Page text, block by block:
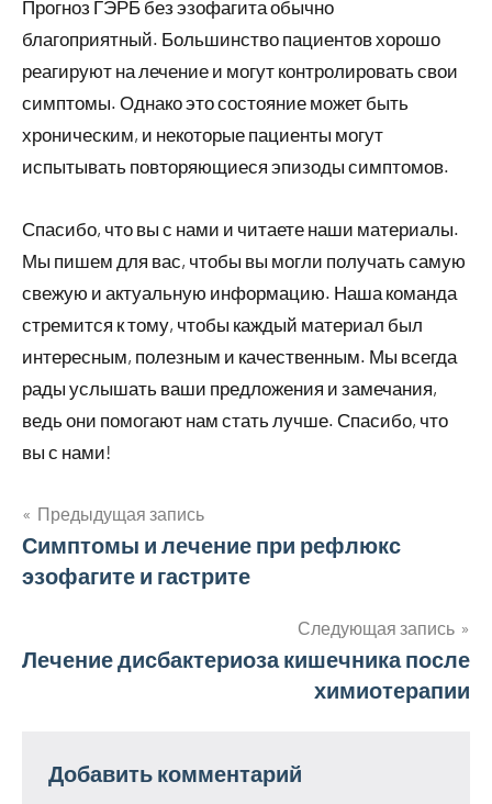
Прогноз ГЭРБ без эзофагита обычно
благоприятный. Большинство пациентов хорошо
реагируют на лечение и могут контролировать свои
симптомы. Однако это состояние может быть
хроническим, и некоторые пациенты могут
испытывать повторяющиеся эпизоды симптомов.
Спасибо, что вы с нами и читаете наши материалы.
Мы пишем для вас, чтобы вы могли получать самую
свежую и актуальную информацию. Наша команда
стремится к тому, чтобы каждый материал был
интересным, полезным и качественным. Мы всегда
рады услышать ваши предложения и замечания,
ведь они помогают нам стать лучше. Спасибо, что
вы с нами!
Навигация
по
Предыдущая запись
Симптомы и лечение при рефлюкс
эзофагите и гастрите
Следующая запись
Лечение дисбактериоза кишечника после
химиотерапии
Добавить комментарий